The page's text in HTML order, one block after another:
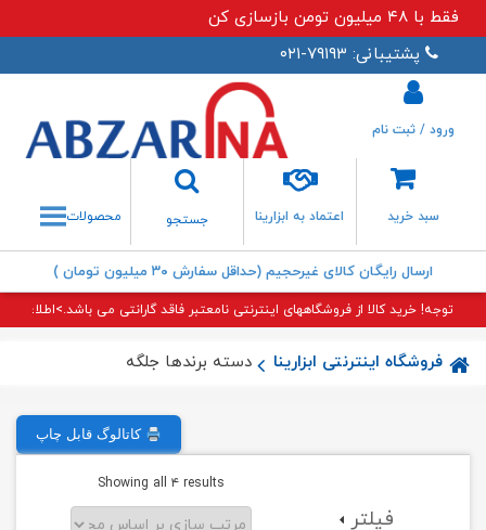
فقط با ۴۸ میلیون تومن بازسازی کن
پشتیبانی: ۷۹۱۹۳-۰۲۱
سبد خرید اعتماد به ابزارینا
جستجو
جستجو
ورود / ثبت نام
محصولات
ارسال رایگان کالای غیرحجیم (حداقل سفارش ۳۰ میلیون تومان )
توجه! خرید کالا از فروشگاههای اینترنتی نامعتبر فاقد گارانتی می باشد.>اطلاعات
فروشگاه اینترنتی ابزارینا دسته برندها جلگه
کاتالوگ قابل چاپ
فیلتر
Showing all ۴ results